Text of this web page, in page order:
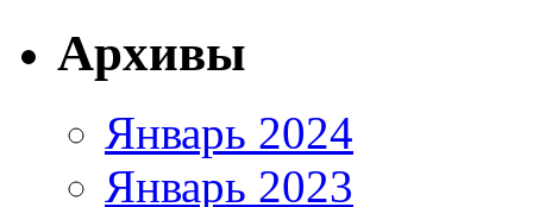
Архивы
Январь 2024
Январь 2023